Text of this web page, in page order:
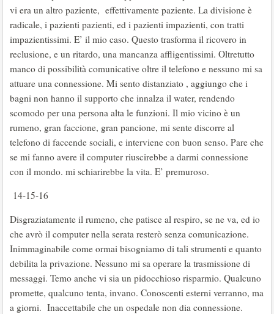
vi era un altro paziente, effettivamente paziente. La divisione è
radicale, i pazienti pazienti, ed i pazienti impazienti, con tratti
impazientissimi. E’ il mio caso. Questo trasforma il ricovero in
reclusione, e un ritardo, una mancanza affligentissimi. Oltretutto
manco di possibilità comunicative oltre il telefono e nessuno mi sa
attuare una connessione. Mi sento distanziato , aggiungo che i
bagni non hanno il supporto che innalza il water, rendendo
scomodo per una persona alta le funzioni. Il mio vicino è un
rumeno, gran faccione, gran pancione, mi sente discorre al
telefono di faccende sociali, e interviene con buon senso. Pare che
se mi fanno avere il computer riuscirebbe a darmi connessione
con il mondo. mi schiarirebbe la vita. E’ premuroso.
14-15-16
Disgraziatamente il rumeno, che patisce al respiro, se ne va, ed io
che avrò il computer nella serata resterò senza comunicazione.
Inimmaginabile come ormai bisogniamo di tali strumenti e quanto
debilita la privazione. Nessuno mi sa operare la trasmissione di
messaggi. Temo anche vi sia un pidocchioso risparmio. Qualcuno
promette, qualcuno tenta, invano. Conoscenti esterni verranno, ma
a giorni. Inaccettabile che un ospedale non dia connessione.